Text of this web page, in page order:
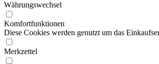
Währungswechsel
Komfortfunktionen
Diese Cookies werden genutzt um das
Merkzettel